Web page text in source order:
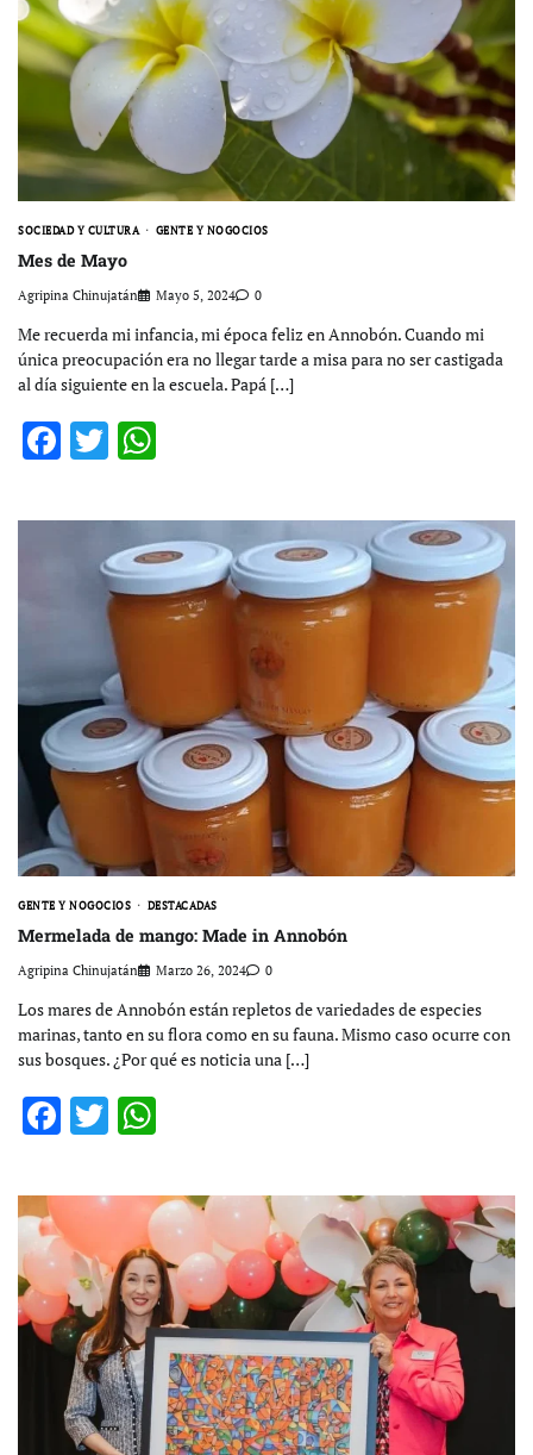
SOCIEDAD Y CULTURA GENTE Y NOGOCIOS
Mes de Mayo
Agripina Chinujatán Mayo 5, 2024 0
Me recuerda mi infancia, mi época feliz en Annobón. Cuando mi
única preocupación era no llegar tarde a misa para no ser castigada
al día siguiente en la escuela. Papá […]
Facebook
Twitter
GENTE Y NOGOCIOS DESTACADAS
Mermelada de mango: Made in Annobón
Agripina Chinujatán Marzo 26, 2024 0
Los mares de Annobón están repletos de variedades de especies
marinas, tanto en su flora como en su fauna. Mismo caso ocurre con
sus bosques. ¿Por qué es noticia una […]
Facebook
Twitter